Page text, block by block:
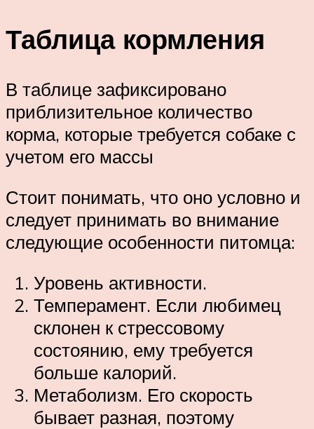
Таблица кормления
В таблице зафиксировано
приблизительное количество
корма, которые требуется собаке с
учетом его массы
Стоит понимать, что оно условно и
следует принимать во внимание
следующие особенности питомца:
Уровень активности.
Темперамент. Если любимец
склонен к стрессовому
состоянию, ему требуется
больше калорий.
Метаболизм. Его скорость
бывает разная, поэтому